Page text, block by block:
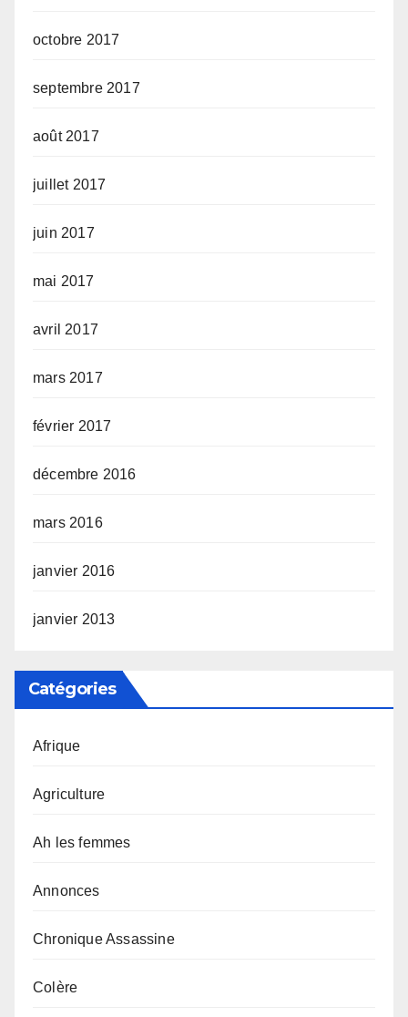
octobre 2017
septembre 2017
août 2017
juillet 2017
juin 2017
mai 2017
avril 2017
mars 2017
février 2017
décembre 2016
mars 2016
janvier 2016
janvier 2013
Catégories
Afrique
Agriculture
Ah les femmes
Annonces
Chronique Assassine
Colère